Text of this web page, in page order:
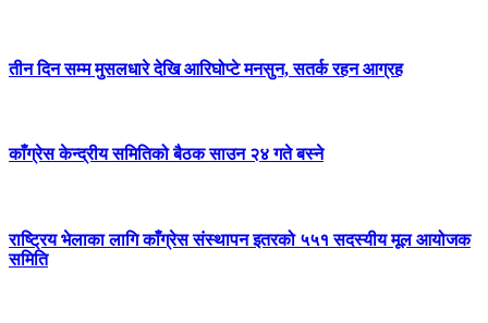
तीन दिन सम्म मुसलधारे देखि आरिघोप्टे मनसुन, सतर्क रहन आग्रह
काँग्रेस केन्द्रीय समितिको बैठक साउन २४ गते बस्ने
राष्ट्रिय भेलाका लागि काँग्रेस संस्थापन इतरको ५५१ सदस्यीय मूल आयोजक
समिति